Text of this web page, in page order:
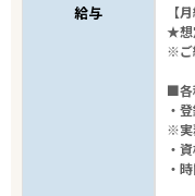
給与
【
★想
※ご
■各
・
※実
・
・